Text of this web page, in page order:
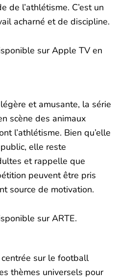
de l’athlétisme. C’est un
acharné et de discipline.
sur Apple TV en
et amusante, la série
scène des animaux
l’athlétisme. Bien qu’elle
elle reste
et rappelle que
peuvent être pris
source de motivation.
sur ARTE.
sur le football
thèmes universels pour